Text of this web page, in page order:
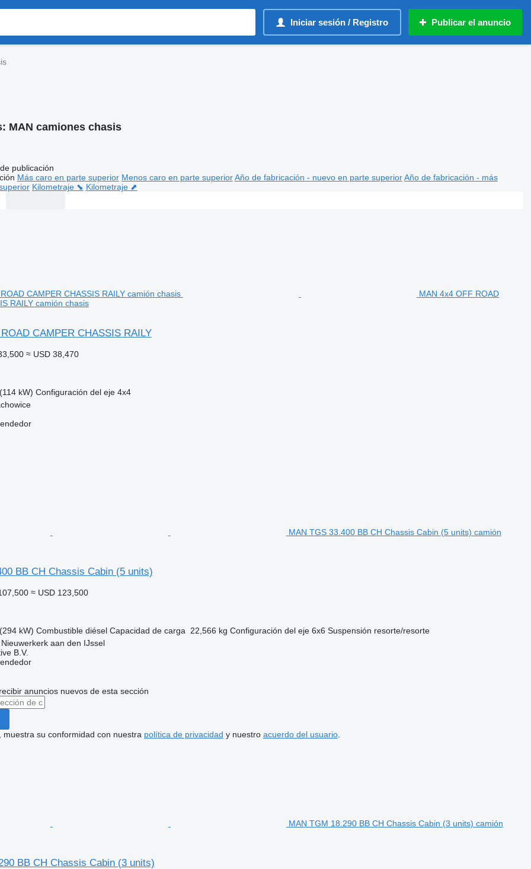
Iniciar sesión / Registro Publicar el anuncio
MAN camiones chasis
publicación
Más caro en parte superior Menos caro en parte superior Año de fabricación - nuevo en parte superior Año de fabricación - más
Kilometraje ⬊ Kilometraje ⬈
MAN 4x4 OFF ROAD
RAILY camión chasis
CAMPER CHASSIS RAILY
≈ USD 38,470
kW) Configuración del eje 4x4
MAN TGS 33.400 BB CH Chassis Cabin (5 units) camión
BB CH Chassis Cabin (5 units)
≈ USD 123,500
kW) Combustible diésel Capacidad de carga 22,566 kg Configuración del eje 6x6 Suspensión resorte/resorte
aan den IJssel
B.V.
anuncios nuevos de esta sección
muestra su conformidad con nuestra política de privacidad y nuestro acuerdo del usuario.
MAN TGM 18.290 BB CH Chassis Cabin (3 units) camión
BB CH Chassis Cabin (3 units)